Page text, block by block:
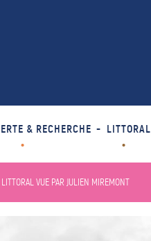
& RECHERCHE LITTORAL
VUE PAR JULIEN MIREMONT